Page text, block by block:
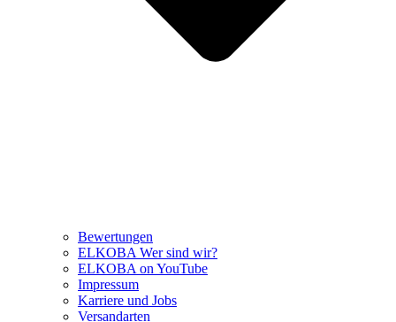
Bewertungen
ELKOBA Wer sind wir?
ELKOBA on YouTube
Impressum
Karriere und Jobs
Versandarten